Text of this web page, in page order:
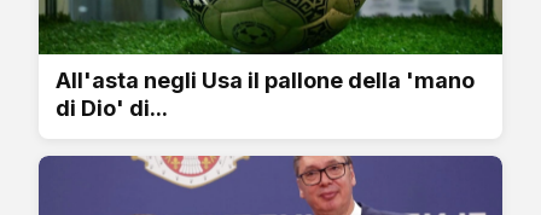
All'asta negli Usa il pallone della 'mano
di Dio' di...